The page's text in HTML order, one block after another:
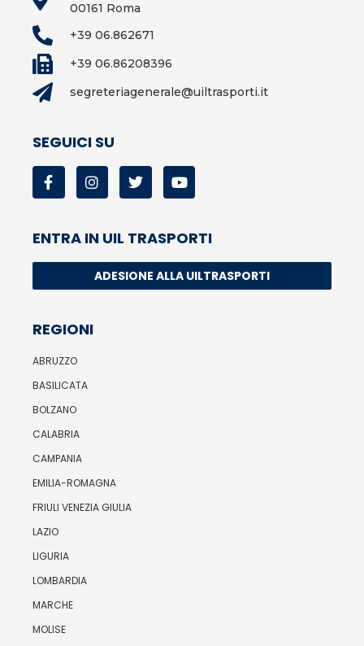
00161 Roma
+39 06.862671
+39 06.86208396
segreteriagenerale@uiltrasporti.it
SEGUICI SU
ENTRA IN UIL TRASPORTI
ADESIONE ALLA UILTRASPORTI
REGIONI
ABRUZZO
BASILICATA
BOLZANO
CALABRIA
CAMPANIA
EMILIA-ROMAGNA
FRIULI VENEZIA GIULIA
LAZIO
LIGURIA
LOMBARDIA
MARCHE
MOLISE